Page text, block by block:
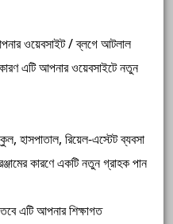
ওয়েবসাইট / ব্লগে আটলাল
এটি আপনার ওয়েবসাইটে নতুন
হাসপাতাল, রিয়েল-এস্টেট ব্যবসা
কারণে একটি নতুন গ্রাহক পান
এটি আপনার শিক্ষাগত